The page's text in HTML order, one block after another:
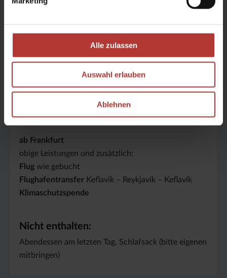
Alle zulassen
Auswahl erlauben
Ablehnen
Leistungen
Enthalten:
geführte Reittourlt. Beschreibung
7 Übernachtungen
wie beschrieben
Reithelm,bei BedarfRegenkleidung
ab Frankfurt
obige Leistungen und zusätzlich:
Flug wie gebucht
Flughafentransfer Keflavík – Reykjavík – Keflavík
Klimaschutzspende
Nicht enthalten:
Abendessen am letzten Tag, Schlafsack (bitte eigenen
mitbringen)